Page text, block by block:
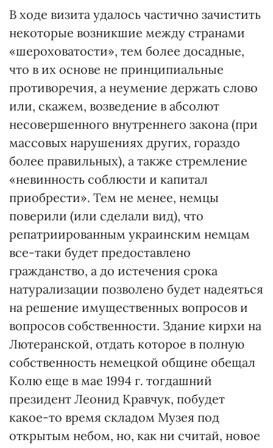
В ходе визита удалось частично зачистить
некоторые возникшие между странами
«шероховатости», тем более досадные,
что в их основе не принципиальные
противоречия, а неумение держать слово
или, скажем, возведение в абсолют
несовершенного внутреннего закона (при
массовых нарушениях других, гораздо
более правильных), а также стремление
«невинность соблюсти и капитал
приобрести». Тем не менее, немцы
поверили (или сделали вид), что
репатриированным украинским немцам
все-таки будет предоставлено
гражданство, а до истечения срока
натурализации позволено будет надеяться
на решение имущественных вопросов и
вопросов собственности. Здание кирхи на
Лютеранской, отдать которое в полную
собственность немецкой общине обещал
Колю еще в мае 1994 г. тогдашний
президент Леонид Кравчук, побудет
какое-то время складом Музея под
открытым небом, но, как ни считай, новое